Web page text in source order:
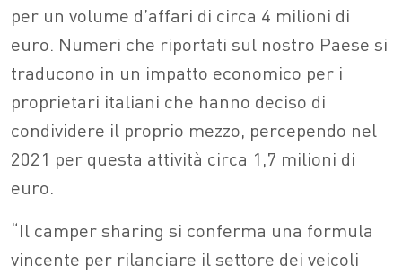
per un volume d’affari di circa 4 milioni di
euro. Numeri che riportati sul nostro Paese si
traducono in un impatto economico per i
proprietari italiani che hanno deciso di
condividere il proprio mezzo, percependo nel
2021 per questa attività circa 1,7 milioni di
euro.
“Il camper sharing si conferma una formula
vincente per rilanciare il settore dei veicoli